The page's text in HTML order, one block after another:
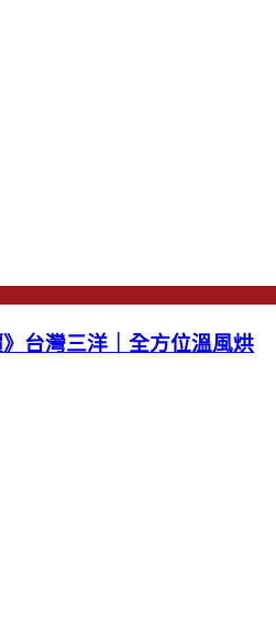
》台灣三洋｜全方位溫風烘